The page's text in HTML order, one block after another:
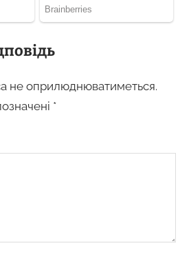
не оприлюднюватиметься.
*